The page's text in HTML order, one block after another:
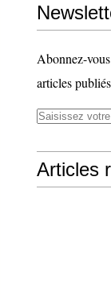
Abonnez-
articles
Articles